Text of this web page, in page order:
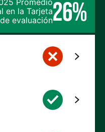
Promedio
en la Tarjeta
de evaluación26%